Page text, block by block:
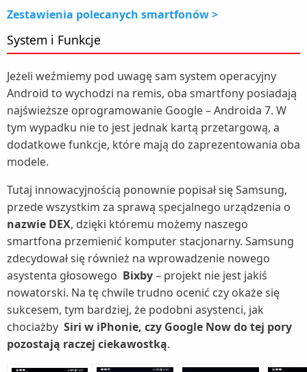
Zestawienia polecanych smartfonów >
System i Funkcje
Jeżeli weźmiemy pod uwagę sam system operacyjny
Android to wychodzi na remis, oba smartfony posiadają
najświeższe oprogramowanie Google – Androida 7. W
tym wypadku nie to jest jednak kartą przetargową, a
dodatkowe funkcje, które mają do zaprezentowania oba
modele.
Tutaj innowacyjnością ponownie popisał się Samsung,
przede wszystkim za sprawą specjalnego urządzenia o
nazwie DEX, dzięki któremu możemy naszego
smartfona przemienić komputer stacjonarny. Samsung
zdecydował się również na wprowadzenie nowego
asystenta głosowego Bixby– projekt nie jest jakiś
nowatorski. Na tę chwile trudno ocenić czy okaże się
sukcesem, tym bardziej, że podobni asystenci, jak
chociażby Siri w iPhonie, czy Google Now do tej pory
pozostają raczej ciekawostką.